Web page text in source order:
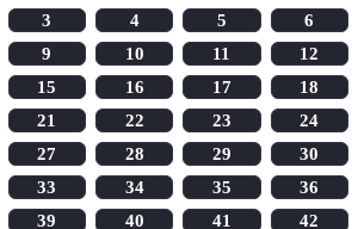
3 4 5
6
9 10 11
12
15 16 17
18
21 22 23
24
27 28 29
30
33 34 35
36
39 40 41
42